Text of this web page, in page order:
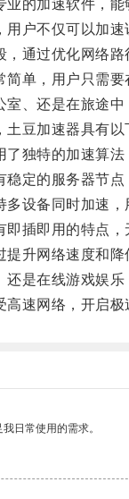
加速软件，能
不仅可以加速
过优化网络路
，用户只需要
还是在旅途中
豆加速器具有以
特的加速算法
的服务器节点
备同时加速，
即用的特点，
网络速度和降
在线游戏娱乐
速网络，开启极
日常使用的需求。